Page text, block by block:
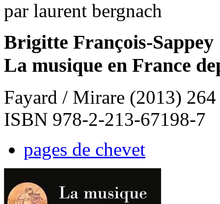
par laurent bergnach
Brigitte François-Sappey
La musique en France
Fayard / Mirare (2013) 264
ISBN 978-2-213-67198-7
pages de chevet